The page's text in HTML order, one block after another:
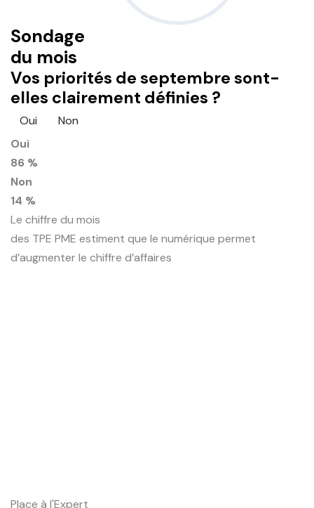
Sondage
du mois
Vos priorités de septembre sont-
elles clairement définies ?
Oui
Non
Oui
86 %
Non
14 %
Le chiffre du mois
des TPE PME estiment que le numérique permet
d’augmenter le chiffre d’affaires
Place à l'Expert